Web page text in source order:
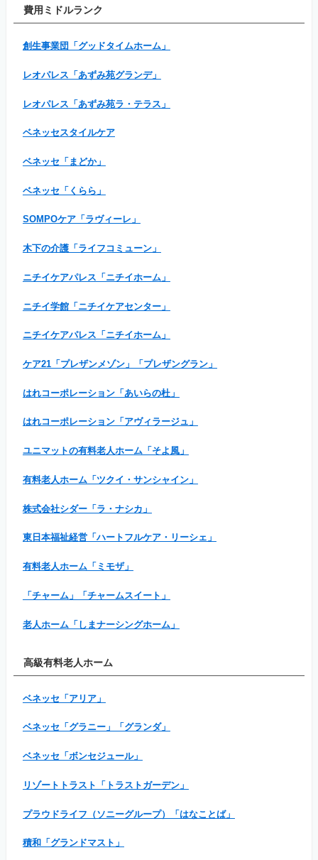
費用ミドルランク
創生事業団「グッドタイムホーム」
レオパレス「あずみ苑グランデ」
レオパレス「あずみ苑ラ・テラス」
ベネッセスタイルケア
ベネッセ「まどか」
ベネッセ「くらら」
SOMPOケア「ラヴィーレ」
木下の介護「ライフコミューン」
ニチイケアパレス「ニチイホーム」
ニチイ学館「ニチイケアセンター」
ニチイケアパレス「ニチイホーム」
ケア21「プレザンメゾン」「プレザングラン」
はれコーポレーション「あいらの杜」
はれコーポレーション「アヴィラージュ」
ユニマットの有料老人ホーム「そよ風」
有料老人ホーム「ツクイ・サンシャイン」
株式会社シダー「ラ・ナシカ」
東日本福祉経営「ハートフルケア・リーシェ」
有料老人ホーム「ミモザ」
「チャーム」「チャームスイート」
老人ホーム「しまナーシングホーム」
高級有料老人ホーム
ベネッセ「アリア」
ベネッセ「グラニー」「グランダ」
ベネッセ「ボンセジュール」
リゾートトラスト「トラストガーデン」
プラウドライフ（ソニーグループ）「はなことば」
積和「グランドマスト」